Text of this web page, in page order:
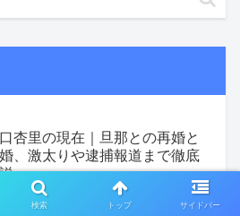
杏里の現在｜旦那との再婚と
、激太りや逮捕報道まで徹底
検索 トップ サイドバー